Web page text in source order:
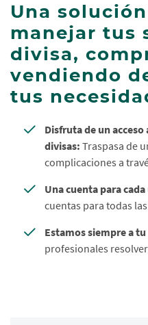
Una
manejar tus
divisa,
vendiendo
tus
Disfruta de un
divisas: Traspasa de
complicaciones a
Una cuenta para
cuentas para todas
Estamos siempre a
profesionales